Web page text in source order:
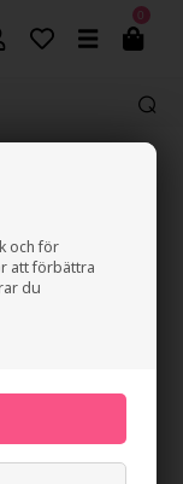
och för
att förbättra
du
0